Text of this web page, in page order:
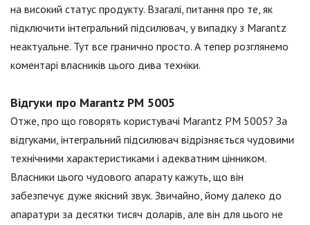
на високий статус продукту. Взагалі, питання про те, як
підключити інтегральний підсилювач, у випадку з Marantz
неактуальне. Тут все гранично просто. А тепер розглянемо
коментарі власників цього дива техніки.
Відгуки про Marantz PM 5005
Отже, про що говорять користувачі Marantz PM 5005? За
відгуками, інтегральний підсилювач відрізняється чудовими
технічними характеристиками і адекватним цінником.
Власники цього чудового апарату кажуть, що він
забезпечує дуже якісний звук. Звичайно, йому далеко до
апаратури за десятки тисяч доларів, але він для цього не